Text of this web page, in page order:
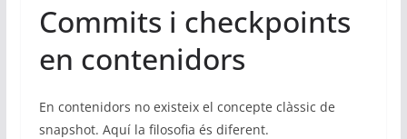
Commits i checkpoints
en contenidors
En contenidors no existeix el concepte clàssic de
snapshot. Aquí la filosofia és diferent.